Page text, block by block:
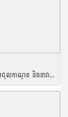
សេចក្តីជូនដំណឹងស្តីពីការអញ្ជើញចូលរួមដេញថ្លៃការងារជួសជុលកាណូត និងនាវាដែក ប្រចាំឆ្នាំ២០២១ របស់រដ្ឋបាលជលផល